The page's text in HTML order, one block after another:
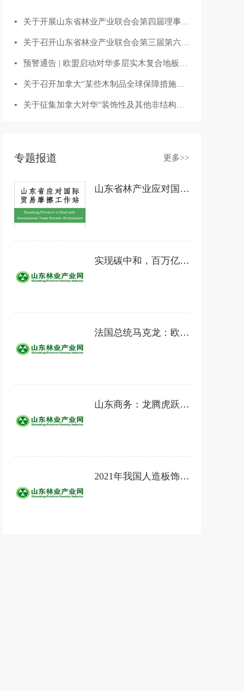
▪ 关于开展山东省林业产业联合会第四届理事会负责人人选征集的通知
▪ 关于召开山东省林业产业联合会第三届第六次理事会会议的通知
▪ 预警通告 | 欧盟启动对华多层实木复合地板反倾销反吸收调查
▪ 关于召开加拿大“某些木制品全球保障措施调查”应对协调会的通知
▪ 关于征集加拿大对华“装饰性及其他非结构用胶合板”反倾销与反补贴调查应诉意见的通知
专题报道 更多>>
山东省林产业应对国际贸易摩擦工作站：为产业发展保驾护航
实现碳中和，百万亿级海量资金从哪来？
法国总统马克龙：欧盟就碳边境税达成一致
山东商务：龙腾虎跃谋新篇
2021年我国人造板饰面专用原纸总销量同比增长2.97%